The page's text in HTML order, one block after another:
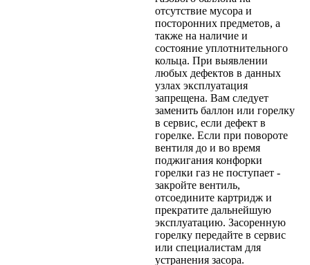
отсутствие мусора и
посторонних предметов, а
также на наличие и
состояние уплотнительного
кольца. При выявлении
любых дефектов в данных
узлах эксплуатация
запрещена. Вам следует
заменить баллон или горелку
в сервис, если дефект в
горелке. Если при повороте
вентиля до и во время
поджигания конфорки
горелки газ не поступает -
закройте вентиль,
отсоедините картридж и
прекратите дальнейшую
эксплуатацию. Засоренную
горелку передайте в сервис
или специалистам для
устранения засора.